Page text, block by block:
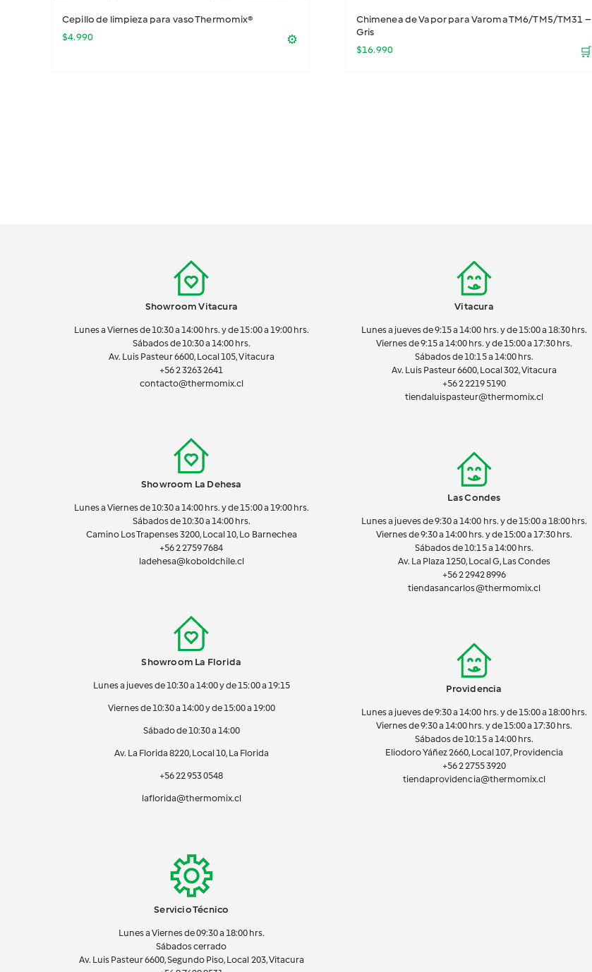
Cepillo de limpieza para vaso Thermomix®
$4.990 ⚙️
Chimenea de Vapor para Varoma TM6/TM5/TM31 –
Gris
$16.990 🛒
Showroom Vitacura
Lunes a Viernes de 10:30 a 14:00 hrs. y de 15:00 a 19:00 hrs.
Sábados de 10:30 a 14:00 hrs.
Av. Luis Pasteur 6600, Local 105, Vitacura
+56 2 3263 2641
contacto@thermomix.cl
Showroom La Dehesa
Lunes a Viernes de 10:30 a 14:00 hrs. y de 15:00 a 19:00 hrs.
Sábados de 10:30 a 14:00 hrs.
Camino Los Trapenses 3200, Local 10, Lo Barnechea
+56 22759 7684
ladehesa@koboldchile.cl
Showroom La Florida
Lunes a jueves de 10:30 a 14:00 y de 15:00 a 19:15
Viernes de 10:30 a 14:00 y de 15:00 a 19:00
Sábado de 10:30 a 14:00
Av. La Florida 8220, Local 10, La Florida
+56 22 953 0548
laflorida@thermomix.cl
Servicio Técnico
Lunes a Viernes de 09:30 a 18:00 hrs.
Sábados cerrado
Av. Luis Pasteur 6600, Segundo Piso, Local 203, Vitacura
Vitacura
Lunes a jueves de 9:15 a 14:00 hrs. y de 15:00 a 18:30 hrs.
Viernes de 9:15 a 14:00 hrs. y de 15:00 a 17:30 hrs.
Sábados de 10:15 a 14:00 hrs.
Av. Luis Pasteur 6600, Local 302, Vitacura
+56 2 2219 5190
tiendaluispasteur@thermomix.cl
Las Condes
Lunes a jueves de 9:30 a 14:00 hrs. y de 15:00 a 18:00 hrs.
Viernes de 9:30 a 14:00 hrs. y de 15:00 a 17:30 hrs.
Sábados de 10:15 a 14:00 hrs.
Av. La Plaza 1250, Local G, Las Condes
+56 2 2942 8996
tiendasancarlos@thermomix.cl
Providencia
Lunes a jueves de 9:30 a 14:00 hrs. y de 15:00 a 18:00 hrs.
Viernes de 9:30 a 14:00 hrs. y de 15:00 a 17:30 hrs.
Sábados de 10:15 a 14:00 hrs.
Eliodoro Yáñez 2660, Local 107, Providencia
+56 2 2755 3920
tiendaprovidencia@thermomix.cl